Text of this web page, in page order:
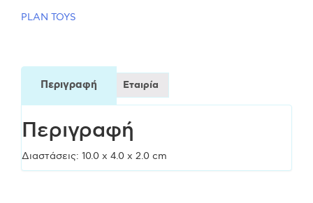
Παιχνίδι
PLAN TOYS
Περιγραφή Εταιρία
Περιγραφή
Διαστάσεις: 10.0 x 4.0 x 2.0 cm